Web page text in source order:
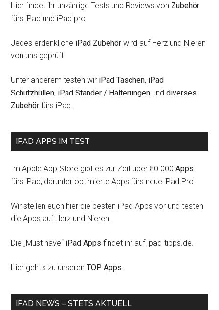
Hier findet ihr unzählige Tests und Reviews von Zubehör
fürs iPad und iPad pro
Jedes erdenkliche iPad Zubehör wird auf Herz und Nieren
von uns geprüft.
Unter anderem testen wir iPad Taschen, iPad
Schutzhüllen, iPad Ständer / Halterungen unddiverses
Zubehör fürs iPad.
IPAD APPS IM TEST
Im Apple App Store gibt es zur Zeit über 80.000Apps
fürs iPad, darunter optimierte Apps fürs neue iPad Pro
Wir stellen euch hier die besten iPad Apps vor und testen
die Apps auf Herz und Nieren.
Die „Must have“ iPad Apps findet ihr auf ipad-tipps.de.
Hier geht's zu unserenTOP Apps
IPAD NEWS – STETS AKTUELL